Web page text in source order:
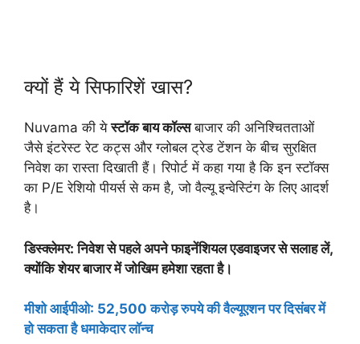
क्यों हैं ये सिफारिशें खास?
Nuvama की येस्टॉक बाय कॉल्सबाजार की अनिश्चितताओं
जैसे इंटरेस्ट रेट कट्स और ग्लोबल ट्रेड टेंशन के बीच सुरक्षित
निवेश का रास्ता दिखाती हैं। रिपोर्ट में कहा गया है कि इन स्टॉक्स
का P/E रेशियो पीयर्स से कम है, जो वैल्यू इन्वेस्टिंग के लिए आदर्श
है।
डिस्क्लेमर: निवेश से पहले अपने फाइनेंशियल एडवाइजर से सलाह लें,
क्योंकि शेयर बाजार में जोखिम हमेशा रहता है।
मीशो आईपीओ: 52,500 करोड़ रुपये की वैल्यूएशन पर दिसंबर में
हो सकता है धमाकेदार लॉन्च